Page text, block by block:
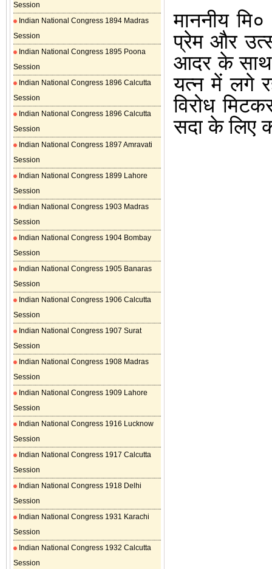
Session
Indian National Congress 1894 Madras
Session
Indian National Congress 1895 Poona
Session
Indian National Congress 1896 Calcutta
Session
Indian National Congress 1896 Calcutta
Session
Indian National Congress 1897 Amravati
Session
Indian National Congress 1899 Lahore
Session
Indian National Congress 1903 Madras
Session
Indian National Congress 1904 Bombay
Session
Indian National Congress 1905 Banaras
Session
Indian National Congress 1906 Calcutta
Session
Indian National Congress 1907 Surat
Session
Indian National Congress 1908 Madras
Session
Indian National Congress 1909 Lahore
Session
Indian National Congress 1916 Lucknow
Session
Indian National Congress 1917 Calcutta
Session
Indian National Congress 1918 Delhi
Session
Indian National Congress 1931 Karachi
Session
Indian National Congress 1932 Calcutta
Session
माननीयमि०
प्रेम और
आदर के साथ
यत्न में लगे
विरोध
सदा के लिए